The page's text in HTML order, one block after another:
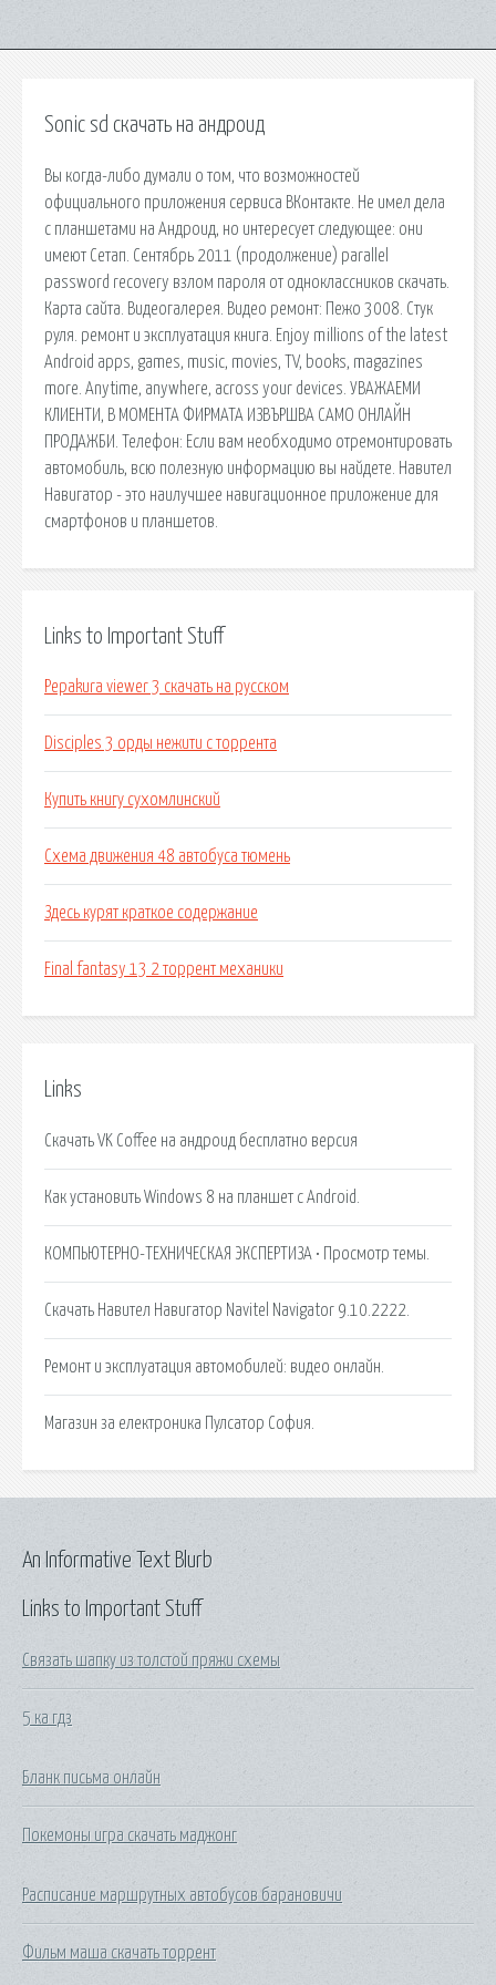
Sonic sd скачать на андроид
Вы когда-либо думали о том, что возможностей
официального приложения сервиса ВКонтакте. Не имел дела
с планшетами на Андроид, но интересует следующее: они
имеют Сетап. Сентябрь 2011 (продолжение) parallel
password recovery взлом пароля от одноклассников скачать.
Карта сайта. Видеогалерея. Видео ремонт: Пежо 3008. Стук
руля. ремонт и эксплуатация книга. Enjoy millions of the latest
Android apps, games, music, movies, TV, books, magazines
more. Anytime, anywhere, across your devices. УВАЖАЕМИ
КЛИЕНТИ, В МОМЕНТА ФИРМАТА ИЗВЪРШВА САМО ОНЛАЙН
ПРОДАЖБИ. Телефон: Если вам необходимо отремонтировать
автомобиль, всю полезную информацию вы найдете. Навител
Навигатор - это наилучшее навигационное приложение для
смартфонов и планшетов.
Links to Important Stuff
Pepakura viewer 3 скачать на русском
Disciples 3 орды нежити с торрента
Купить книгу сухомлинский
Схема движения 48 автобуса тюмень
Здесь курят краткое содержание
Final fantasy 13 2 торрент механики
Links
Скачать VK Coffee на андроид бесплатно версия
Как установить Windows 8 на планшет с Android.
КОМПЬЮТЕРНО-ТЕХНИЧЕСКАЯ ЭКСПЕРТИЗА • Просмотр темы.
Скачать Навител Навигатор Navitel Navigator 9.10.2222.
Ремонт и эксплуатация автомобилей: видео онлайн.
Магазин за електроника Пулсатор София.
Links to Important Stuff
Связать шапку из толстой пряжи схемы
5 ка гдз
Бланк письма онлайн
Покемоны игра скачать маджонг
Расписание маршрутных автобусов барановичи
Фильм маша скачать торрент
An Informative Text Blurb